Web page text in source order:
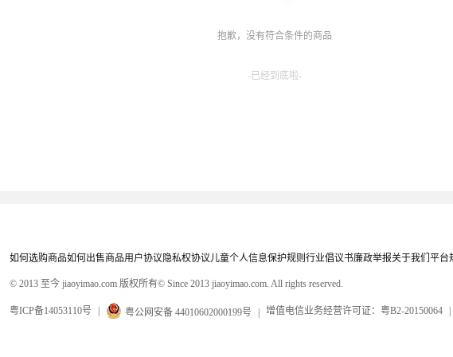
抱歉，没有符合条件的商品
-已经到底啦-
如何选购商品如何出售商品用户协议 隐私权协议儿童个人信息保护规则 行业倡议书廉政举报关于我们 平台
© 2013 至今 jiaoyimao.com 版权所有© Since 2013 jiaoyimao.com. All rights reserved.
粤ICP备14053110号 粤公网安备 44010602000199号 增值电信业务经营许可证：粤B2-20150064